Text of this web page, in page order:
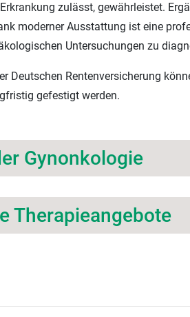
zulässt, gewährleistet.
moderner Ausstattung ist eine
Untersuchungen zu
Deutschen Rentenversicherung
gefestigt werden.
Gynonkologie
Therapieangebote